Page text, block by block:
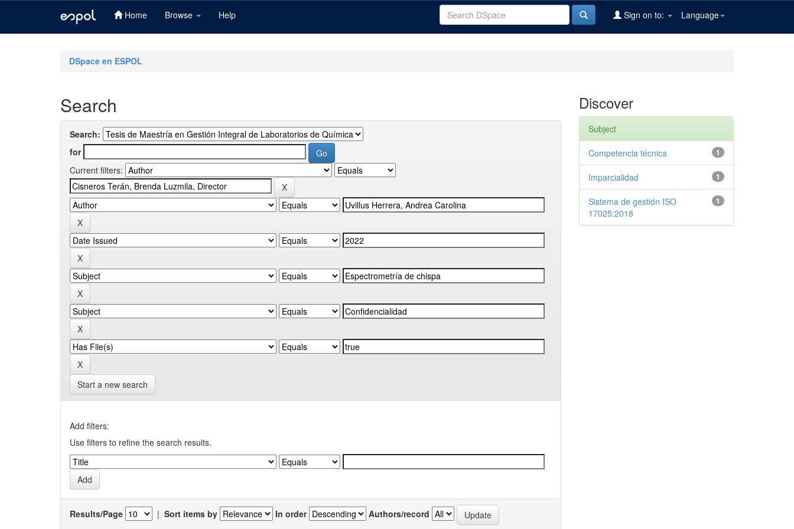
Home Browse Help Language
Sign on to:
DSpace en ESPOL
Search
Search:
for
Current filters:
Start a new search
Add filters:
Use filters to refine the search results.
Results/Page | Sort items by In order Authors/record
Discover
Subject
1
Competencia técnica
1
Imparcialidad
1
Sistema de gestión ISO
17025:2018